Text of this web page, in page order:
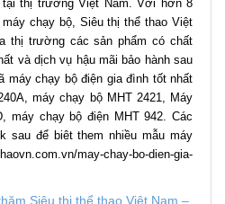
tại thị trường Việt Nam. Với hơn 8
chạy bộ, Siêu thị thể thao Việt
thị trường các sản phẩm có chất
và dịch vụ hậu mãi bảo hành sau
máy chạy bộ điện gia đình tốt nhất
máy chạy bộ MHT 2421, Máy
máy chạy bộ điện MHT 942. Các
sau để biêt them nhiều mẫu máy
may-chay-bo-dien-gia-
Siêu thị thể thao Việt Nam –